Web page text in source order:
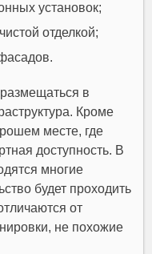
установок;
отделкой;
в
Кроме
месте, где
доступность. В
многие
будет проходить
от
не похожие